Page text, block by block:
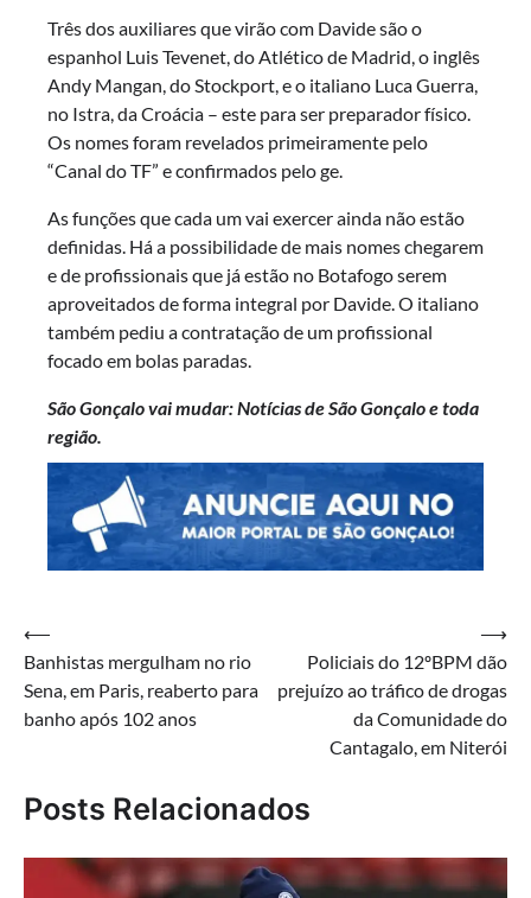
Três dos auxiliares que virão com Davide são o
espanhol Luis Tevenet, do Atlético de Madrid, o inglês
Andy Mangan, do Stockport, e o italiano Luca Guerra,
no Istra, da Croácia – este para ser preparador físico.
Os nomes foram revelados primeiramente pelo
“Canal do TF” e confirmados pelo ge.
As funções que cada um vai exercer ainda não estão
definidas. Há a possibilidade de mais nomes chegarem
e de profissionais que já estão no Botafogo serem
aproveitados de forma integral por Davide. O italiano
também pediu a contratação de um profissional
focado em bolas paradas.
São Gonçalo vai mudar: Notícias de São Gonçalo e toda
região.
Navegação
de
Post
⟵
Banhistas mergulham no rio
Sena, em Paris, reaberto para
banho após 102 anos
Policiais do 12ºBPM dão
prejuízo ao tráfico de drogas
da Comunidade do
Cantagalo, em Niterói
⟶
Posts Relacionados